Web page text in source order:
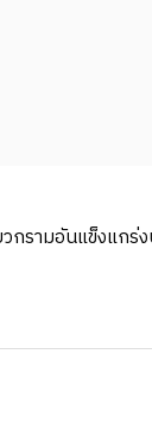
ามอันแข็งแก